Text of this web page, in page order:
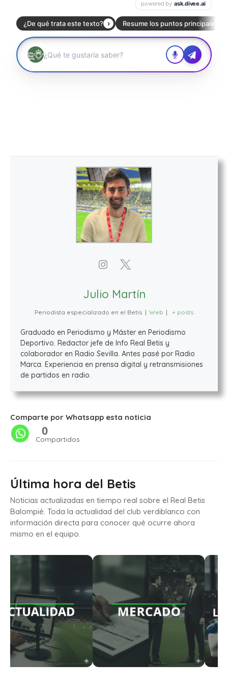
Julio Martín
Periodista especializado en el Betis | Web | + posts
Graduado en Periodismo y Máster en Periodismo
Deportivo. Redactor jefe de Info Real Betis y
colaborador en Radio Sevilla. Antes pasé por Radio
Marca. Experiencia en prensa digital y retransmisiones
de partidos en radio.
Comparte por Whatsapp esta noticia
0
Compartidos
Última hora del Betis
Noticias actualizadas en tiempo real sobre el Real Betis
Balompié. Toda la actualidad del club verdiblanco con
información directa para conocer qué ocurre ahora
mismo en el equipo.